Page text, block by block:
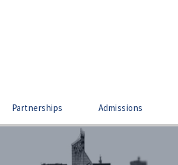
Partnerships Admissions